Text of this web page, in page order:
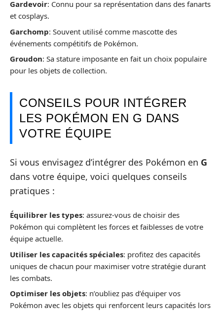
Gardevoir: Connu pour sa représentation dans des fanarts
et cosplays.
Garchomp: Souvent utilisé comme mascotte des
événements compétitifs de Pokémon.
Groudon: Sa stature imposante en fait un choix populaire
pour les objets de collection.
CONSEILS POUR INTÉGRER
LES POKÉMON EN G DANS
VOTRE ÉQUIPE
Si vous envisagez d’intégrer des Pokémon en G
dans votre équipe, voici quelques conseils
pratiques :
Équilibrer les types: assurez-vous de choisir des
Pokémon qui complètent les forces et faiblesses de votre
équipe actuelle.
Utiliser les capacités spéciales: profitez des capacités
uniques de chacun pour maximiser votre stratégie durant
les combats.
Optimiser les objets: n’oubliez pas d’équiper vos
Pokémon avec les objets qui renforcent leurs capacités lors